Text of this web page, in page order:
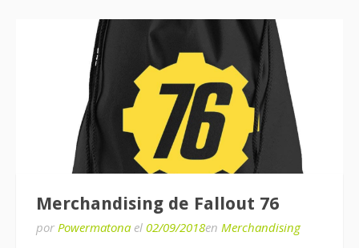
Merchandising de Fallout 76
por Powermatona el 02/09/2018en Merchandising